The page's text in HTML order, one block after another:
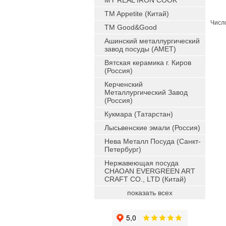
TM Appetite (Китай)
TM Good&Good
Ашинский металлургический
завод посуды (АМЕТ)
Вятская керамика г. Киров
(Россия)
Керченский
Металлургический Завод
(Россия)
Кукмара (Татарстан)
Лысьвенские эмали (Россия)
Нева Металл Посуда (Санкт-
Петербург)
Нержавеющая посуда
CHAOAN EVERGREEN ART
CRAFT CO., LTD (Китай)
показать всех